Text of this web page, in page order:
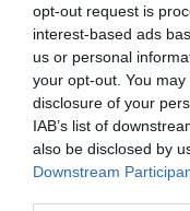
opt-out request is
interest-based ads
us or personal
your opt-out. You
disclosure of your
IAB’s list of
also be disclosed by
Downstream